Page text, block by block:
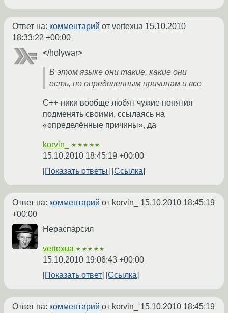
Ответ на: комментарий от vertexua 15.10.2010
18:33:22 +00:00
</holywar>
В этом языке они такие, какие они
есть, по определенным причинам и все
C++-ники вообще любят чужие понятия
подменять своими, ссылаясь на
«определённые причины», да
korvin_ ★★★★★
15.10.2010 18:45:19 +00:00
Показать ответы
Ссылка
Ответ на: комментарий от korvin_ 15.10.2010 18:45:19
+00:00
Нераспарсил
vertexua ★★★★★
15.10.2010 19:06:43 +00:00
Показать ответ
Ссылка
Ответ на: комментарий от korvin_ 15.10.2010 18:45:19